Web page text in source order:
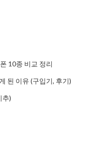
10종 비교 정리
된 이유 (구입기, 후기)
추)